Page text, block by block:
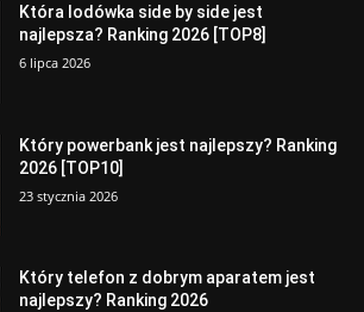
Która lodówka side by side jest
najlepsza? Ranking 2026 [TOP8]
6 lipca 2026
Który powerbank jest najlepszy? Ranking
2026 [TOP10]
23 stycznia 2026
Który telefon z dobrym aparatem jest
najlepszy? Ranking 2026